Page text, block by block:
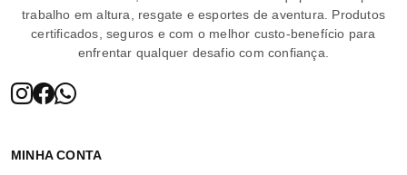
trabalho em altura, resgate e esportes de aventura. Produtos
certificados, seguros e com o melhor custo-benefício para
enfrentar qualquer desafio com confiança.
MINHA CONTA